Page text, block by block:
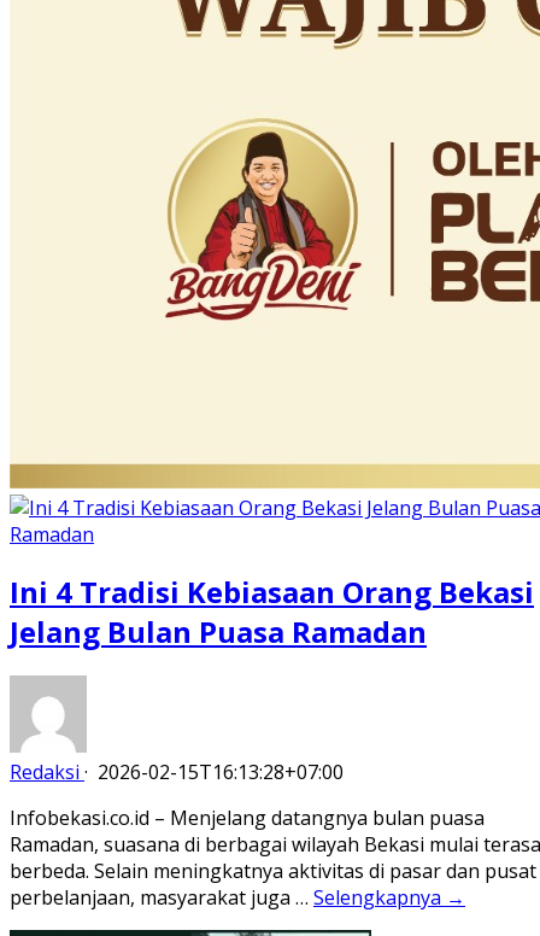
Ini 4 Tradisi Kebiasaan Orang Bekasi
Jelang Bulan Puasa Ramadan
Redaksi · 2026-02-15T16:13:28+07:00
Infobekasi.co.id – Menjelang datangnya bulan puasa
Ramadan, suasana di berbagai wilayah Bekasi mulai terasa
berbeda. Selain meningkatnya aktivitas di pasar dan pusat
perbelanjaan, masyarakat juga … Selengkapnya →